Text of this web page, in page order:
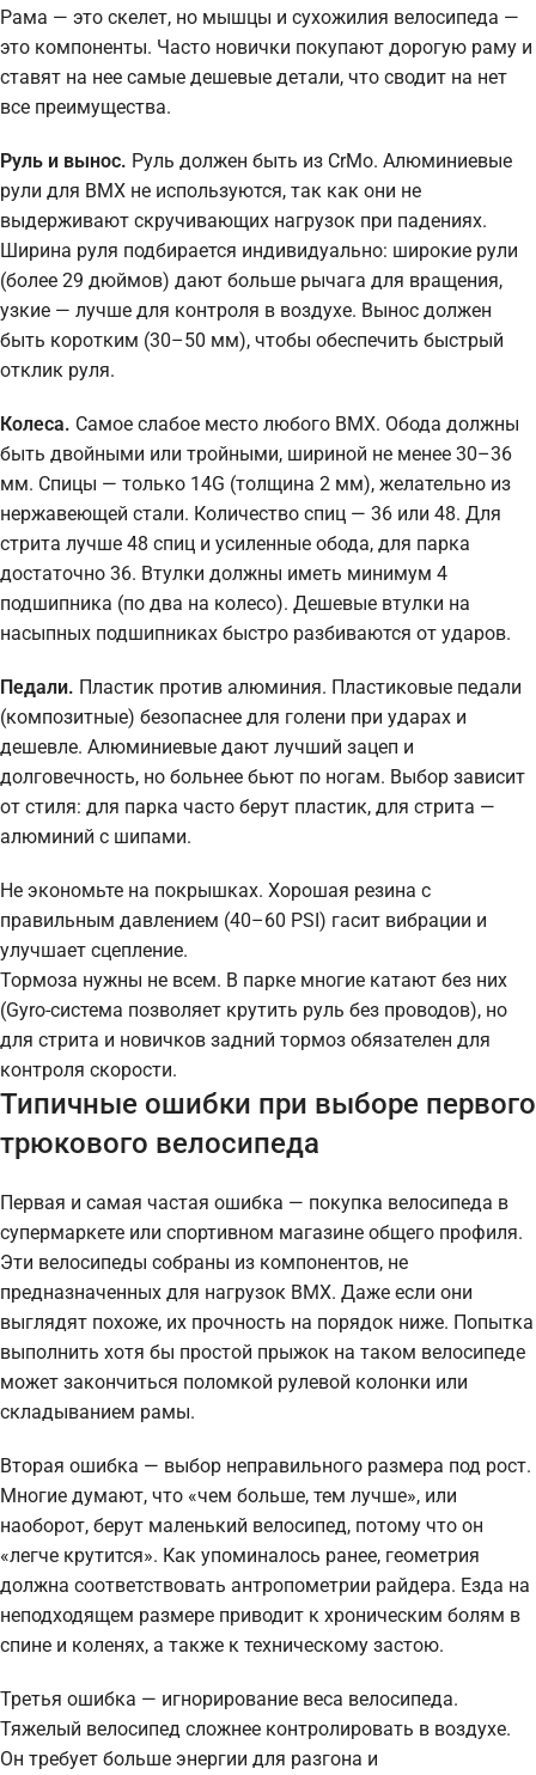
Рама — это скелет, но мышцы и сухожилия велосипеда —
это компоненты. Часто новички покупают дорогую раму и
ставят на нее самые дешевые детали, что сводит на нет
все преимущества.
Руль и вынос. Руль должен быть из CrMo. Алюминиевые
рули для BMX не используются, так как они не
выдерживают скручивающих нагрузок при падениях.
Ширина руля подбирается индивидуально: широкие рули
(более 29 дюймов) дают больше рычага для вращения,
узкие — лучше для контроля в воздухе. Вынос должен
быть коротким (30–50 мм), чтобы обеспечить быстрый
отклик руля.
Колеса. Самое слабое место любого BMX. Обода должны
быть двойными или тройными, шириной не менее 30–36
мм. Спицы — только 14G (толщина 2 мм), желательно из
нержавеющей стали. Количество спиц — 36 или 48. Для
стрита лучше 48 спиц и усиленные обода, для парка
достаточно 36. Втулки должны иметь минимум 4
подшипника (по два на колесо). Дешевые втулки на
насыпных подшипниках быстро разбиваются от ударов.
Педали. Пластик против алюминия. Пластиковые педали
(композитные) безопаснее для голени при ударах и
дешевле. Алюминиевые дают лучший зацеп и
долговечность, но больнее бьют по ногам. Выбор зависит
от стиля: для парка часто берут пластик, для стрита —
алюминий с шипами.
Не экономьте на покрышках. Хорошая резина с
правильным давлением (40–60 PSI) гасит вибрации и
улучшает сцепление.
Тормоза нужны не всем. В парке многие катают без них
(Gyro-система позволяет крутить руль без проводов), но
для стрита и новичков задний тормоз обязателен для
контроля скорости.
Типичные ошибки при выборе первого
трюкового велосипеда
Первая и самая частая ошибка — покупка велосипеда в
супермаркете или спортивном магазине общего профиля.
Эти велосипеды собраны из компонентов, не
предназначенных для нагрузок BMX. Даже если они
выглядят похоже, их прочность на порядок ниже. Попытка
выполнить хотя бы простой прыжок на таком велосипеде
может закончиться поломкой рулевой колонки или
складыванием рамы.
Вторая ошибка — выбор неправильного размера под рост.
Многие думают, что «чем больше, тем лучше», или
наоборот, берут маленький велосипед, потому что он
«легче крутится». Как упоминалось ранее, геометрия
должна соответствовать антропометрии райдера. Езда на
неподходящем размере приводит к хроническим болям в
спине и коленях, а также к техническому застою.
Третья ошибка — игнорирование веса велосипеда.
Тяжелый велосипед сложнее контролировать в воздухе.
Он требует больше энергии для разгона и